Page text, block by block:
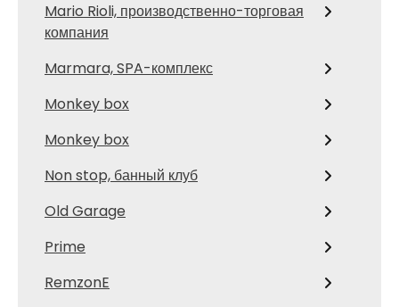
Mario Rioli, производственно-торговая
компания
Marmara, SPA-комплекс
Monkey box
Monkey box
Non stop, банный клуб
Old Garage
Prime
RemzonE